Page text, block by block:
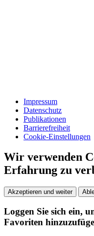
Impressum
Datenschutz
Publikationen
Barrierefreiheit
Cookie-Einstellungen
Wir verwenden
Erfahrung zu
Akzeptieren und weiter
Loggen Sie sich ein,
Favoriten